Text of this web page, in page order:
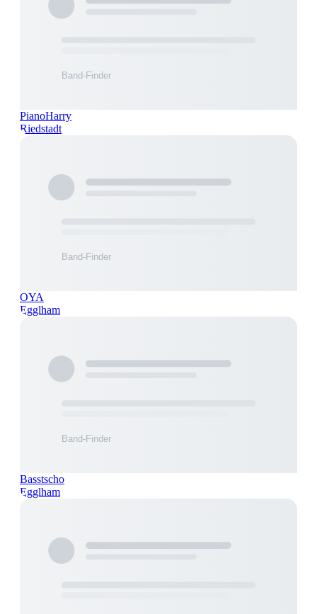
PianoHarry
Riedstadt
OYA
Egglham
Basstscho
Egglham